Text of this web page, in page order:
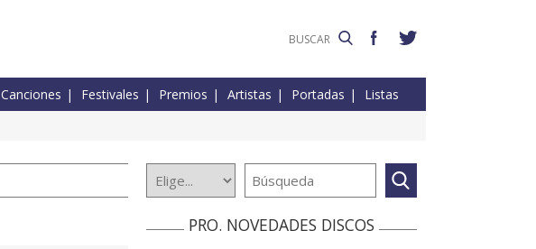
Canciones Festivales Premios Artistas Portadas Listas
PRO. NOVEDADES DISCOS